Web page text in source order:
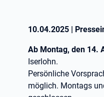
10.04.2025 |
Ab Montag, den 14.
Iserlohn.
Persönliche
möglich. Montags